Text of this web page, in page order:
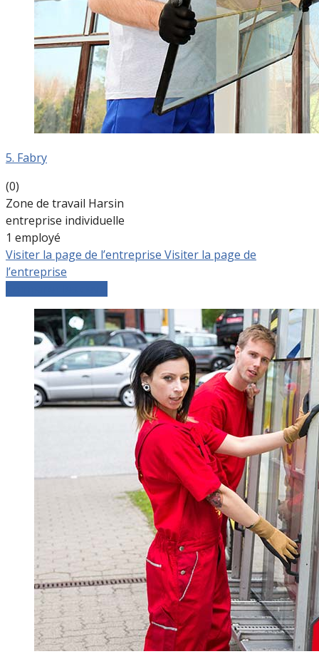
5. Fabry
(0)
Zone de travail Harsin
entreprise individuelle
1 employé
Visiter la page de l’entreprise Visiter la page de
l’entreprise